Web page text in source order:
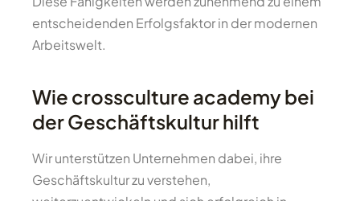
entscheidenden Erfolgsfaktor in der modernen
Arbeitswelt.
Wie crossculture academy bei
der Geschäftskultur hilft
Wir unterstützen Unternehmen dabei, ihre
Geschäftskultur zu verstehen,